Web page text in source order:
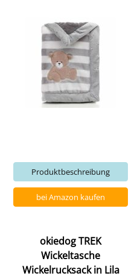
Produktbeschreibung
bei Amazon kaufen
okiedog TREK
Wickeltasche
Wickelrucksack in Lila